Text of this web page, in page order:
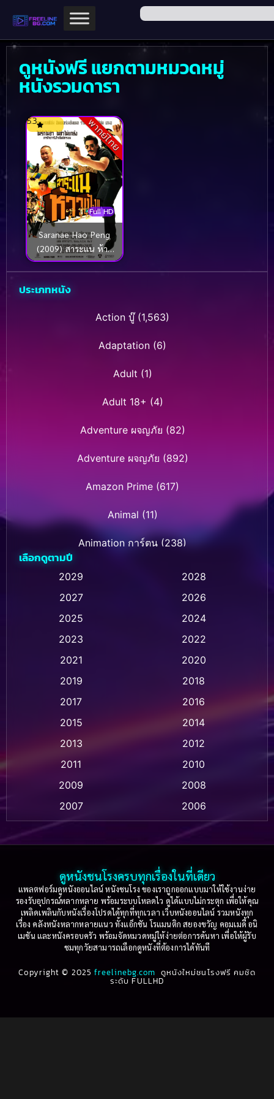
ดูหนังฟรี แยกตามหมวดหมู่
หนังรวมดารา
พากย์ไทย
Full HD
5.3
Saranae Hao Peng
(2009) สาระแน ห้าว
เป้ง!!
ประเภทหนัง
Action บู๊(1,563)
Adaptation (6)
Adult (1)
Adult 18+ (4)
Adventure ผจญภัย (82)
Adventure ผจญภัย (892)
Amazon Prime (617)
Animal (11)
Animation การ์ตูน (238)
Animation การ์ตูน (32)
Animation การ์ตูน (28)
Animation แอนิเมชัน (1)
Animation แอนิเมชั่น (1)
Based on a True Story เรื่องจริง(36)
Based on Novel(16)
Betrayal(1)
Biography(3)
Biography ชีวประวัติ (61)
เลือกดูตามปี
2029
2028
2027
2026
2025
2024
2023
2022
2021
2020
2019
2018
2017
2016
2015
2014
2013
2012
2011
2010
2009
2008
2007
2006
2005
2004
2003
2002
2001
2000
1999
1998
1997
1996
1995
1994
1993
1992
1991
1990
1987
1986
ดูหนังชนโรงครบทุกเรื่องในที่เดียว
แพลตฟอร์มดูหนังออนไลน์ หนังชนโรง ของเราถูกออกแบบมาให้ใช้งานง่าย
รองรับอุปกรณ์หลากหลาย พร้อมระบบโหลดไว ดูได้แบบไม่กระตุก เพื่อให้คุณ
เพลิดเพลินกับหนังเรื่องโปรดได้ทุกที่ทุกเวลา เว็บหนังออนไลน์ รวมหนังทุก
เรื่อง คลังหนังหลากหลายแนว ทั้งแอ็กชัน โรแมนติก สยองขวัญ คอมเมดี้ อนิ
เมชัน และหนังครอบครัว พร้อมจัดหมวดหมู่ให้ง่ายต่อการค้นหา เพื่อให้ผู้รับ
ชมทุกวัยสามารถเลือกดูหนังที่ต้องการได้ทันที
Copyright © 2025freelinebg.com ดูหนังใหม่ชนโรงฟรี คมชัด
ระดับ FULLHD